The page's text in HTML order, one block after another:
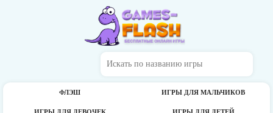
ФЛЭШ ИГРЫ ДЛЯ МАЛЬЧИКОВ